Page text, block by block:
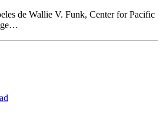
de Wallie V. Funk, Center for Pacific